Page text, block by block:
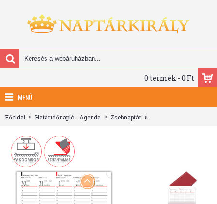
0 termék - 0 Ft
MENÜ
Főoldal Határidőnapló - Agenda Zsebnaptár